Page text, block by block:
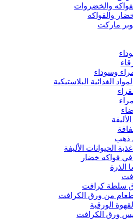
والخضروات
والفواكه
ماركت
وسوداء
الغذائية البلاستيكية
ذهب
الحيوانات الأليفة
فواكه خضار
الذرة
سلطة كرافت
من ورق الكرافت
الورقية
ورق الكرافت